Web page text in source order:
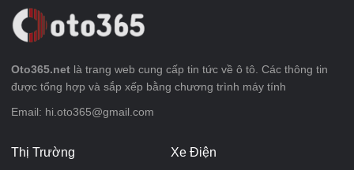
Oto365.net là trang web cung cấp tin tức về ô tô. Các thông tin
được tổng hợp và sắp xếp bằng chương trình máy tính
Email: hi.oto365@gmail.com
Thị Trường Xe Điện